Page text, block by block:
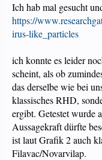
Ich hab mal gesucht
https://
irus-like_particles
ich konnte es leider
scheint, als ob
das derselbe wie bei
klassisches RHD,
ergibt. Getestet wurde
Aussagekraft dürfte
ist laut Grafik 2 auch
Filavac/Novarvilap.